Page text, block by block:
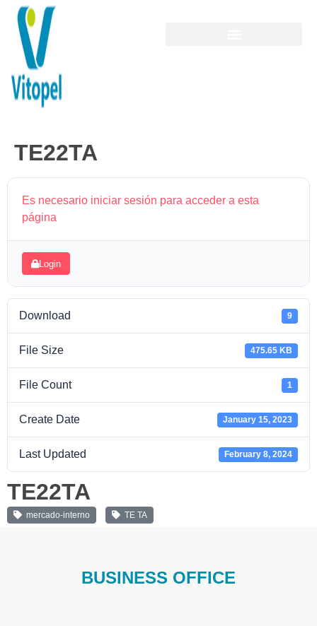
TE22TA
Es necesario iniciar sesión para acceder a esta
página
Login
Download 9
File Size 475.65 KB
File Count 1
Create Date January 15, 2023
Last Updated February 8, 2024
TE22TA
mercado-interno TE TA
BUSINESS OFFICE